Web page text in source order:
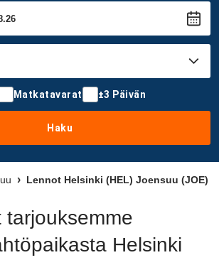
Matkatavarat ±3 Päivän
Haku
Lennot Helsinki (HEL) Joensuu (JOE)
tarjouksemme
Helsinki